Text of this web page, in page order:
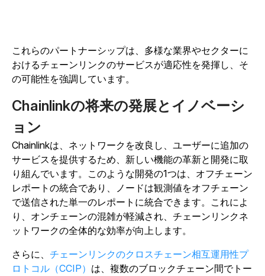
これらのパートナーシップは、多様な業界やセクターに
おけるチェーンリンクのサービスが適応性を発揮し、そ
の可能性を強調しています。
Chainlinkの将来の発展とイノベーシ
ョン
Chainlinkは、ネットワークを改良し、ユーザーに追加の
サービスを提供するため、新しい機能の革新と開発に取
り組んでいます。このような開発の1つは、オフチェーン
レポートの統合であり、ノードは観測値をオフチェーン
で送信された単一のレポートに統合できます。これによ
り、オンチェーンの混雑が軽減され、チェーンリンクネ
ットワークの全体的な効率が向上します。
さらに、 チェーンリンクのクロスチェーン相互運用性プ
ロトコル（CCIP） は、複数のブロックチェーン間でトー